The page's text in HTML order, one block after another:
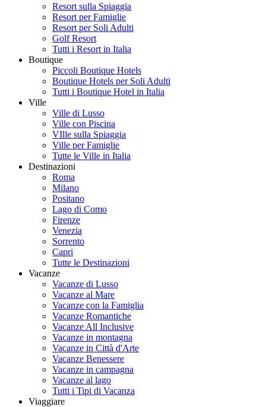
Resort sulla Spiaggia
Resort per Famiglie
Resort per Soli Adulti
Golf Resort
Tutti i Resort in Italia
Boutique
Piccoli Boutique Hotels
Boutique Hotels per Soli Adulti
Tutti i Boutique Hotel in Italia
Ville
Ville di Lusso
Ville con Piscina
VIlle sulla Spiaggia
Ville per Famiglie
Tutte le Ville in Italia
Destinazioni
Roma
Milano
Positano
Lago di Como
Firenze
Venezia
Sorrento
Capri
Tutte le Destinazioni
Vacanze
Vacanze di Lusso
Vacanze al Mare
Vacanze con la Famiglia
Vacanze Romantiche
Vacanze All Inclusive
Vacanze in montagna
Vacanze in Città d'Arte
Vacanze Benessere
Vacanze in campagna
Vacanze al lago
Tutti i Tipi di Vacanza
Viaggiare